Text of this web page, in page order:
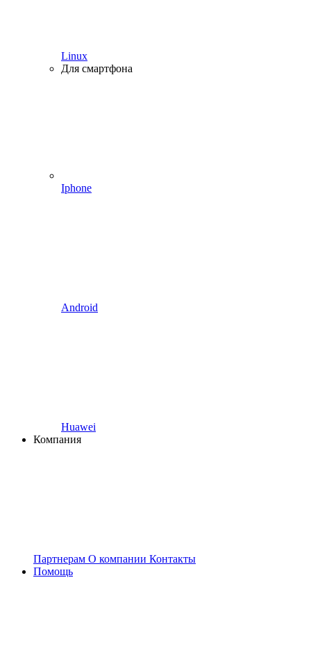
Linux
Для смартфона
Iphone
Android
Huawei
Компания
Партнерам О компании Контакты
Помощь